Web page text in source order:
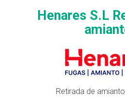
Henares S.L
Retirada de